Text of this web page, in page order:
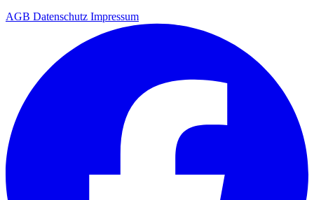
AGB Datenschutz Impressum